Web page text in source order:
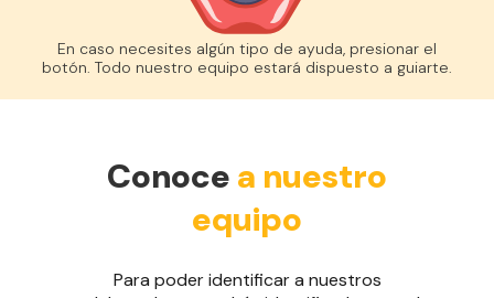
En caso necesites algún tipo de ayuda, presionar el
botón. Todo nuestro equipo estará dispuesto a guiarte.
Conoce a nuestro
equipo
Para poder identificar a nuestros